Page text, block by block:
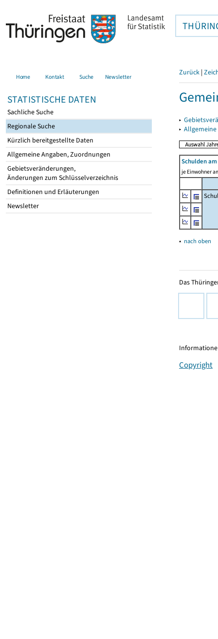
Home Kontakt Suche Newsletter
STATISTISCHE DATEN
Sachliche Suche
Regionale Suche
Kürzlich bereitgestellte Daten
Allgemeine Angaben, Zuordnungen
Gebietsveränderungen,
Änderungen zum Schlüsselverzeichnis
Definitionen und Erläuterungen
Newsletter
Zurück |
▸
▸
Schulden
je Einwohner
▴ nach oben
Das
Copyright